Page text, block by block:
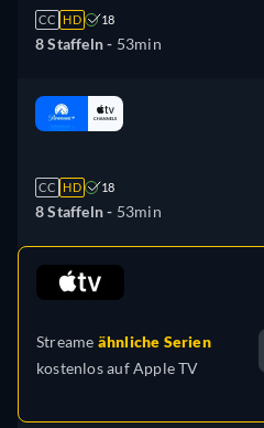
CC HD 18
8 Staffeln - 53min
CC HD 18
8 Staffeln - 53min
Streame ähnliche Serien
kostenlos aufApple TV